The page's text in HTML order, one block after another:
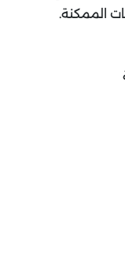
الممكنة.